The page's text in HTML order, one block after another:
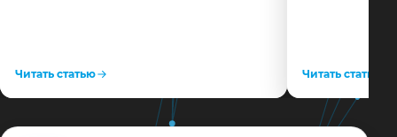
Читать статью Читать статью